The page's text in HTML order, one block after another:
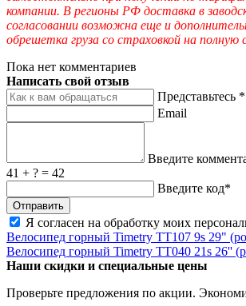
компании. В регионы РФ доставка в
согласовании возможна еще и
обрешетка груза со страховкой на полную
Пока нет комментариев
Написать свой отзыв
Представьтесь *
Email
Введите
41 + ? = 42
Введите код*
Я согласен на обработку моих
Велосипед горный Timetry TT107 9s 29"
Велосипед горный Timetry TT040 21s 26''
Наши скидки и специальные цены
Проверьте предложения по акции.